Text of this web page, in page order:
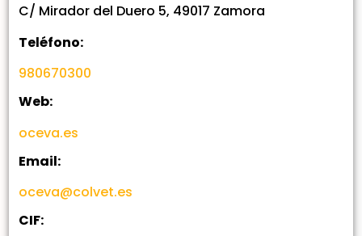
C/ Mirador del Duero 5, 49017 Zamora
Teléfono:
980670300
Web:
oceva.es
Email:
oceva@colvet.es
CIF: